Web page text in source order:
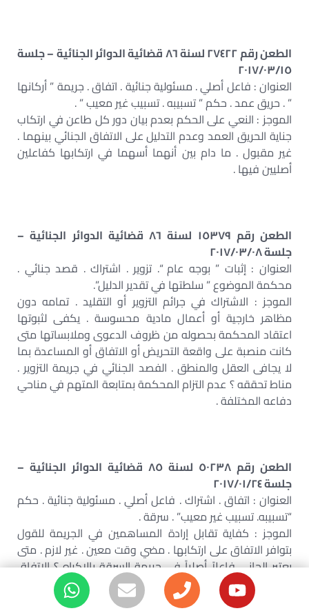
الطعن رقم ٢٧٤٢٢ لسنة ٨٦ قضائية الدوائر الجنائية – جلسة
٢٠١٧/٠٣/١٥
العنوان : فاعل أصلي . مسئولية جنائية . اتفاق . جريمة ” أركانها
” . حريق عمد . حكم ” تسبيبه . تسبيب غير معيب ” .
الموجز : النعي على الحكم بعدم بيان دور كل طاعن في ارتكاب
جناية الحريق العمد وعدم التدليل على الاتفاق الجنائي بينهما .
غير مقبول . ما دام بين أنهما أسهما في ارتكابها كفاعلين
أصليين فيها .
الطعن رقم ١٥٣٧٩ لسنة ٨٦ قضائية الدوائر الجنائية –
جلسة ٢٠١٧/٠٣/٠٨
العنوان : إثبات ” بوجه عام “. تزوير . اشتراك . قصد جنائي .
محكمة الموضوع ” سلطتها في تقدير الدليل”.
الموجز : الاشتراك في جرائم التزوير أو التقليد . تمامه دون
مظاهر خارجية أو أعمال مادية محسوسة . يكفى لثبوتها
اعتقاد المحكمة بحصوله من ظروف الدعوى وملابساتها متى
كانت منصبة على واقعة التحريض أو الاتفاق أو المساعدة بما
لا يجافى العقل والمنطق . الفصد الجنائي في جريمة التزوير .
مناط تحققه ؟ عدم التزام المحكمة بمتابعة المتهم في مناحي
دفاعه المختلفة .
الطعن رقم ٥٠٢٣٨ لسنة ٨٥ قضائية الدوائر الجنائية –
جلسة ٢٠١٧/٠١/٢٤
العنوان : اتفاق . اشتراك . فاعل أصلي . مسئولية جنائية . حكم
“تسبيبه. تسبيب غير معيب” . سرقة .
الموجز : كفاية تقابل إرادة المساهمين في الجريمة للقول
بتوافر الاتفاق على ارتكابها . مضي وقت معين . غير لازم . متى
يعتبر الجاني فاعلاً أصلياً في جريمة السرقة بالإكراه ؟ الاتفاق
الجنائي. مناط تحققه؟ حق القاضي أن يستدل على توافر
الاتفاق بطريق الاستنتاج والقرائن . مادام سائغا .